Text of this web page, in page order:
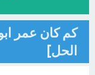
كم كان عمر
الحل]